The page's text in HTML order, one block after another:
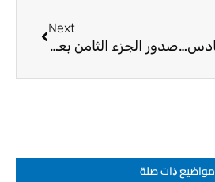
صدور الجزء السادس بعد المائتين في قانون التضاد بين القرآن والإرهاب
Next
صدور الجزء الثامن بعد المائتين من معالم الإيمان في تفسير القرآن
مواضيع ﺫات صلة